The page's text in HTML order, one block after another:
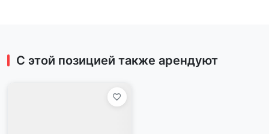
С этой позицией также арендуют